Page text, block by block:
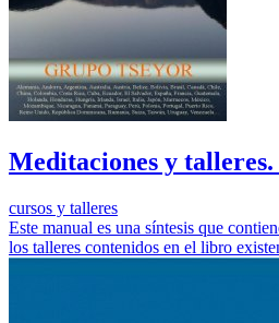
Meditaciones y talleres.
cursos y talleres
Este manual es una síntesis que
los talleres contenidos en el libro